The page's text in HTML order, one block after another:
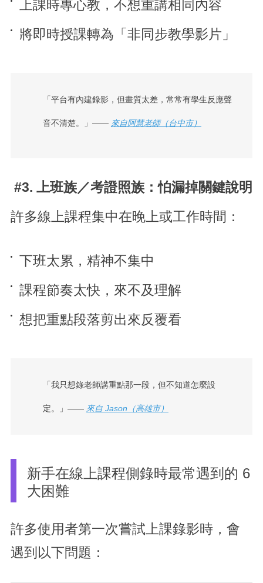
上課時專心教，不想重講相同內容
將即時授課轉為「非同步教學影片」
「平台有內建錄影，但畫質太差，常常有學生反應聲
音不清楚。」—— 來自阿慧老師（台中市）
#3. 上班族／考證照族：怕漏掉關鍵說明
許多線上課程集中在晚上或工作時間：
下班太累，精神不集中
課程節奏太快，來不及理解
想把重點段落剪出來反覆看
「我只想錄老師講重點那一段，但不知道怎麼設
定。」—— 來自 Jason（高雄市）
新手在線上課程側錄時最常遇到的 6
大困難
許多使用者第一次嘗試上課錄影時，會
遇到以下問題：